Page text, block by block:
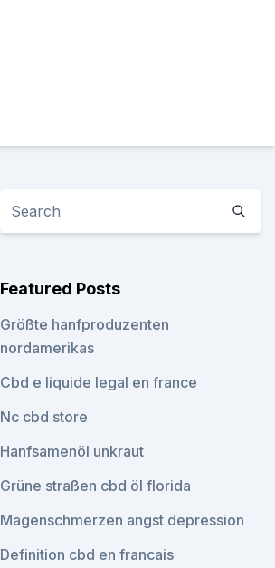
Featured Posts
Größte hanfproduzenten
nordamerikas
Cbd e liquide legal en france
Nc cbd store
Hanfsamenöl unkraut
Grüne straßen cbd öl florida
Magenschmerzen angst depression
Definition cbd en francais